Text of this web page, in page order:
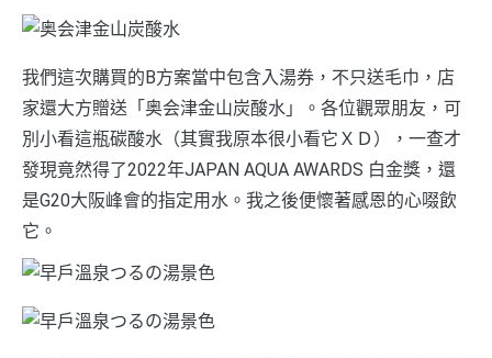
我們這次購買的B方案當中包含入湯券，不只送毛巾，店
家還大方贈送「奥会津金山炭酸水」。各位觀眾朋友，可
別小看這瓶碳酸水（其實我原本很小看它ＸＤ），一查才
發現竟然得了2022年JAPAN AQUA AWARDS 白金獎，還
是G20大阪峰會的指定用水。我之後便懷著感恩的心啜飲
它。